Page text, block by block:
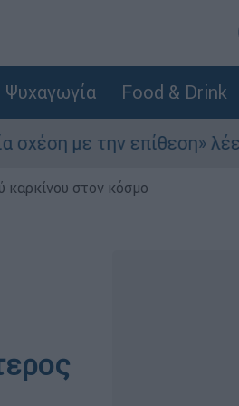
Ψυχαγωγία Food & Drink
λέει η 46χρονη
στον κόσμο